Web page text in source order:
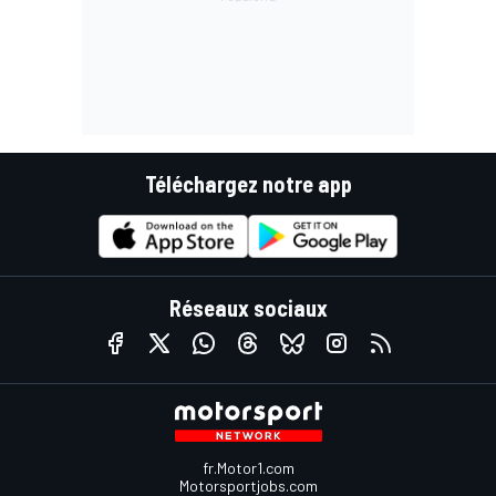
Téléchargez notre app
Réseaux sociaux
fr.Motor1.com
Motorsportjobs.com